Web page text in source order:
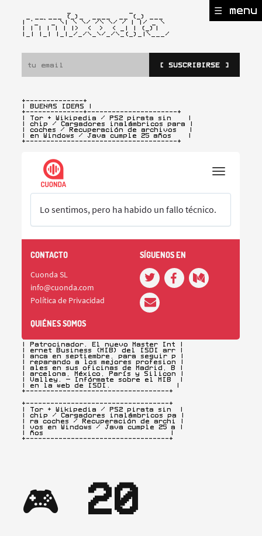
☰ menu
| '_ ` _ \| \ \/ /\ \/ / | |/ _ \
| | | | | | |>  <  >  < _| | (_)
|_| |_| |_|_/_/\_\/_/\_(_)_|\___/
[ SUSCRIBIRSE ]
+--------------+
| BUENAS IDEAS |
+--------------+----------------------+
| Tor + Wikipedia / PS2 pirata sin    |
| chip / Cargadores inalámbricos para |
| coches / Recuperación de archivos   |
| en Windows / Java cumple 25 años    |
+-------------------------------------+
+-----------------------------------+
| Patrocinador. El nuevo Master Int |
| ernet Business (MIB) del ISDI arr |
| anca en septiembre, para seguir p |
| reparando a los mejores profesion |
| ales en sus oficinas de Madrid, B |
| arcelona, México, París y Silicon |
| Valley. — Infórmate sobre el MIB  |
| en la web de ISDI.                |
+-----------------------------------+
+-----------------------------------+
| Tor + Wikipedia / PS2 pirata sin  |
| chip / Cargadores inalámbricos pa |
| ra coches / Recuperación de archi |
| vos en Windows / Java cumple 25 a |
| ños                               |
+-----------------------------------+
🎮 20